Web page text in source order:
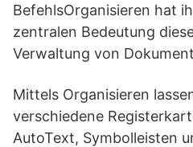
BefehlsOrganisieren hat
zentralen Bedeutung
Verwaltung von
Mittels Organisieren
verschiedene
AutoText, Symbolleisten